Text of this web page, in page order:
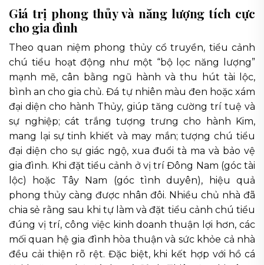
Giá trị phong thủy và năng lượng tích cực
cho gia đình
Theo quan niệm phong thủy cổ truyền, tiểu cảnh
chú tiểu hoạt động như một “bộ lọc năng lượng”
mạnh mẽ, cân bằng ngũ hành và thu hút tài lộc,
bình an cho gia chủ. Đá tự nhiên màu đen hoặc xám
đại diện cho hành Thủy, giúp tăng cường trí tuệ và
sự nghiệp; cát trắng tượng trưng cho hành Kim,
mang lại sự tinh khiết và may mắn; tượng chú tiểu
đại diện cho sự giác ngộ, xua đuổi tà ma và bảo vệ
gia đình. Khi đặt tiểu cảnh ở vị trí Đông Nam (góc tài
lộc) hoặc Tây Nam (góc tình duyên), hiệu quả
phong thủy càng được nhân đôi. Nhiều chủ nhà đã
chia sẻ rằng sau khi tự làm và đặt tiểu cảnh chú tiểu
đúng vị trí, công việc kinh doanh thuận lợi hơn, các
mối quan hệ gia đình hòa thuận và sức khỏe cả nhà
đều cải thiện rõ rệt. Đặc biệt, khi kết hợp với hồ cá